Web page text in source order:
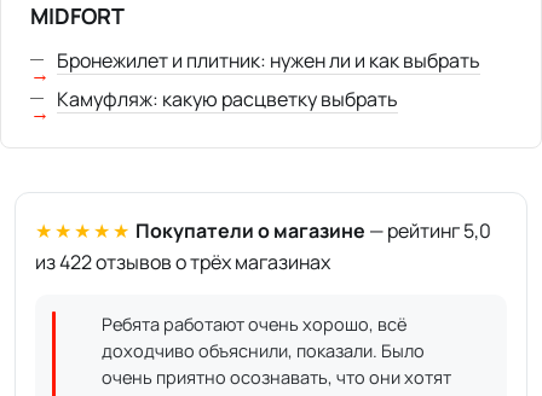
MIDFORT
Бронежилет и плитник: нужен ли и как выбрать
Камуфляж: какую расцветку выбрать
★★★★★ Покупатели о магазине — рейтинг 5,0
из 422 отзывов о трёх магазинах
Ребята работают очень хорошо, всё
доходчиво объяснили, показали. Было
очень приятно осознавать, что они хотят